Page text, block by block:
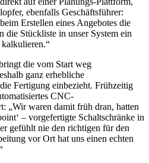
ebenfalls Geschäftsführer:
Erstellen eines Angebotes die
die Stückliste in unser System ein
kalkulieren.“
die vom Start weg
ganz erhebliche
Fertigung einbezieht. Frühzeitig
CNC-
„Wir waren damit früh dran, hatten
– vorgefertigte Schaltschränke in
gefühlt nie den richtigen für den
vor Ort hat uns einen echten